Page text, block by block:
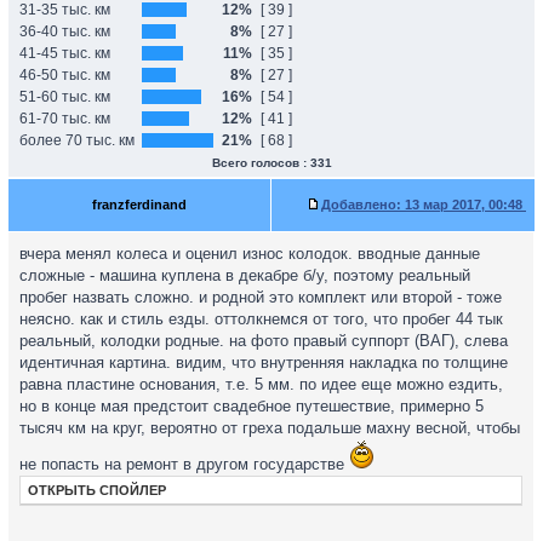
31-35 тыс. км
12%
[ 39 ]
36-40 тыс. км
8%
[ 27 ]
41-45 тыс. км
11%
[ 35 ]
46-50 тыс. км
8%
[ 27 ]
51-60 тыс. км
16%
[ 54 ]
61-70 тыс. км
12%
[ 41 ]
более 70 тыс. км
21% [ 68 ]
Всего голосов : 331
franzferdinand Добавлено: 13 мар 2017, 00:48
вчера менял колеса и оценил износ колодок. вводные данные
сложные - машина куплена в декабре б/у, поэтому реальный
пробег назвать сложно. и родной это комплект или второй - тоже
неясно. как и стиль езды. оттолкнемся от того, что пробег 44 тык
реальный, колодки родные. на фото правый суппорт (ВАГ), слева
идентичная картина. видим, что внутренняя накладка по толщине
равна пластине основания, т.е. 5 мм. по идее еще можно ездить,
но в конце мая предстоит свадебное путешествие, примерно 5
тысяч км на круг, вероятно от греха подальше махну весной, чтобы
не попасть на ремонт в другом государстве
ОТКРЫТЬ СПОЙЛЕР